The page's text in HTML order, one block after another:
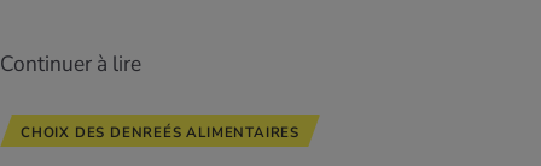
Continuer à lire
CHOIX DES DENREÉS ALIMENTAIRES